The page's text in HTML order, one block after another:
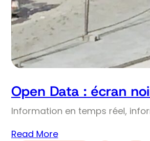
Open Data : écran
Information en temps réel,
Read More